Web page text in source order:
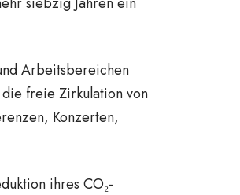
Arbeitsbereichen
freie Zirkulation von
Konzerten,
ihres CO₂-